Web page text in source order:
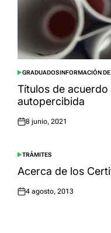
POSTED
IN
GRADUADOSINFORMACIÓN DE
Títulos de
autopercibida
Posted
8 junio, 2021
POSTED
IN
TRÁMITES
Acerca de los
Posted
4 agosto, 2013